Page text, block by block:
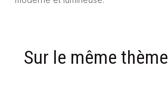
Sur le même thème